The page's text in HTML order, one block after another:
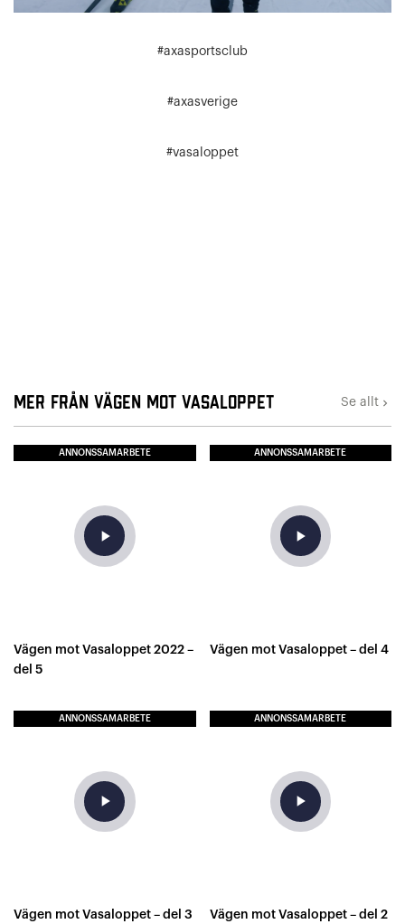
#axasportsclub
#axasverige
#vasaloppet
Mer från Vägen mot Vasaloppet Se allt keyboard_arrow_right
ANNONSSAMARBETE
play_arrow
Vägen mot Vasaloppet 2022 –
del 5
ANNONSSAMARBETE
play_arrow
Vägen mot Vasaloppet – del 4
ANNONSSAMARBETE
play_arrow
Vägen mot Vasaloppet – del 3
ANNONSSAMARBETE
play_arrow
Vägen mot Vasaloppet – del 2